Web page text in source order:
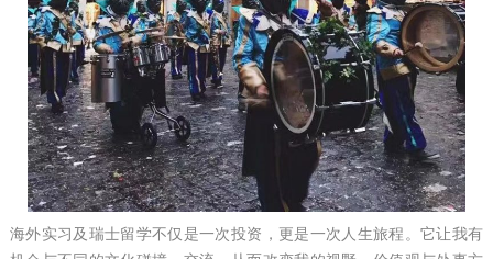
海外实习及瑞士留学不仅是一次投资，更是一次人生旅程。它让我有